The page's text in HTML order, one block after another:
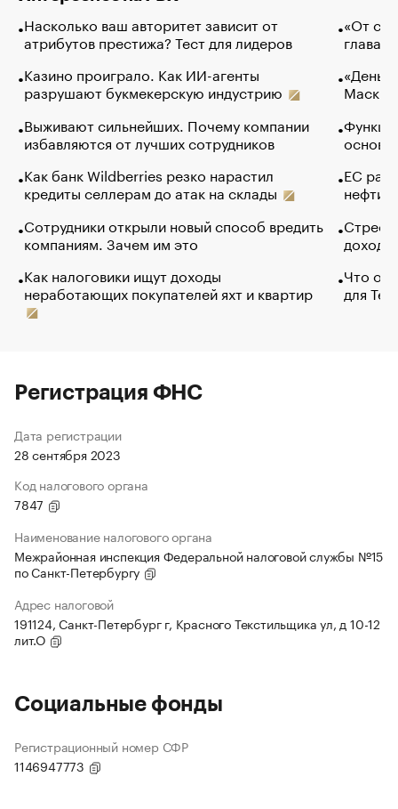
Насколько ваш авторитет зависит от
атрибутов престижа? Тест для лидеров
Казино проиграло. Как ИИ-агенты
разрушают букмекерскую индустрию
Выживают сильнейших. Почему компании
избавляются от лучших сотрудников
Как банк Wildberries резко нарастил
кредиты селлерам до атак на склады
Сотрудники открыли новый способ вредить
компаниям. Зачем им это
Как налоговики ищут доходы
неработающих покупателей яхт и квартир
«От
глава
Маск в
основ
ЕС
нефти
Что
для
Регистрация ФНС
Дата регистрации
28 сентября 2023
Код налогового органа
7847
Наименование налогового органа
Межрайонная инспекция Федеральной налоговой службы №15
по Санкт-Петербургу
Адрес налоговой
191124, Санкт-Петербург г, Красного Текстильщика ул, д 10-12
лит.О
Социальные фонды
Регистрационный номер СФР
1146947773